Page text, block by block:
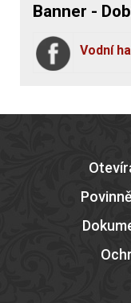
Banner -
Vodní